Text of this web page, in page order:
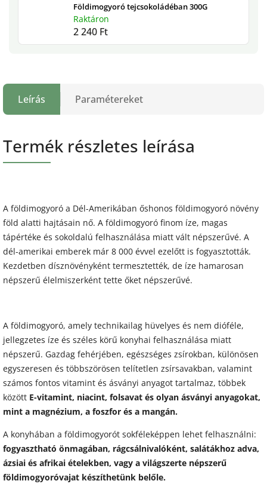
Földimogyoró tejcsokoládéban 300G
Raktáron
2 240 Ft
Leírás Paramétereket
Termék részletes leírása
A földimogyoró a Dél-Amerikában őshonos földimogyoró növény
föld alatti hajtásain nő. A földimogyoró finom íze, magas
tápértéke és sokoldalú felhasználása miatt vált népszerűvé. A
dél-amerikai emberek már 8 000 évvel ezelőtt is fogyasztották.
Kezdetben dísznövényként termesztették, de íze hamarosan
népszerű élelmiszerként tette őket népszerűvé.
A földimogyoró, amely technikailag hüvelyes és nem dióféle,
jellegzetes íze és széles körű konyhai felhasználása miatt
népszerű. Gazdag fehérjében, egészséges zsírokban, különösen
egyszeresen és többszörösen telítetlen zsírsavakban, valamint
számos fontos vitamint és ásványi anyagot tartalmaz, többek
között E-vitamint, niacint, folsavat és olyan ásványi anyagokat,
mint a magnézium, a foszfor és a mangán.
A konyhában a földimogyorót sokféleképpen lehet felhasználni:
fogyasztható önmagában, rágcsálnivalóként, salátákhoz adva,
ázsiai és afrikai ételekben, vagy a világszerte népszerű
földimogyoróvajat készíthetünk belőle.